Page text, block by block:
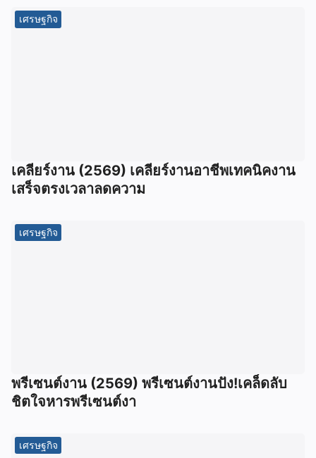
เศรษฐกิจ
เคลียร์งาน (2569) เคลียร์งานอาชีพเทคนิคงาน
เสร็จตรงเวลาลดความ
เศรษฐกิจ
พรีเซนต์งาน (2569) พรีเซนต์งานปัง!เคล็ดลับ
ชิตใจหารพรีเซนต์งา
เศรษฐกิจ